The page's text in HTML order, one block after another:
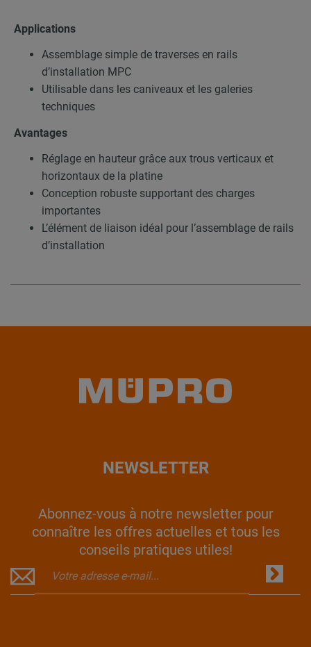
Applications
Assemblage simple de traverses en rails
d’installation MPC
Utilisable dans les caniveaux et les galeries
techniques
Avantages
Réglage en hauteur grâce aux trous verticaux et
horizontaux de la platine
Conception robuste supportant des charges
importantes
L’élément de liaison idéal pour l’assemblage de rails
d’installation
NEWSLETTER
Abonnez-vous à notre newsletter pour
connaître les offres actuelles et tous les
conseils pratiques utiles!